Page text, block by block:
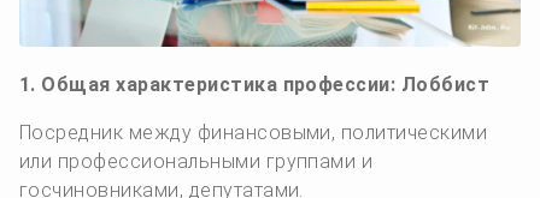
1. Общая характеристика профессии: Лоббист
Посредник между финансовыми, политическими
или профессиональными группами и
госчиновниками, депутатами.